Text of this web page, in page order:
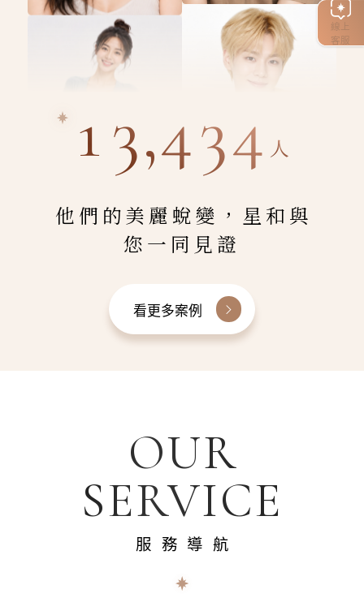
線上
客服
13,434 人
他們的美麗蛻變，星和與
您一同見證
看更多案例
OUR
SERVICE
服務導航